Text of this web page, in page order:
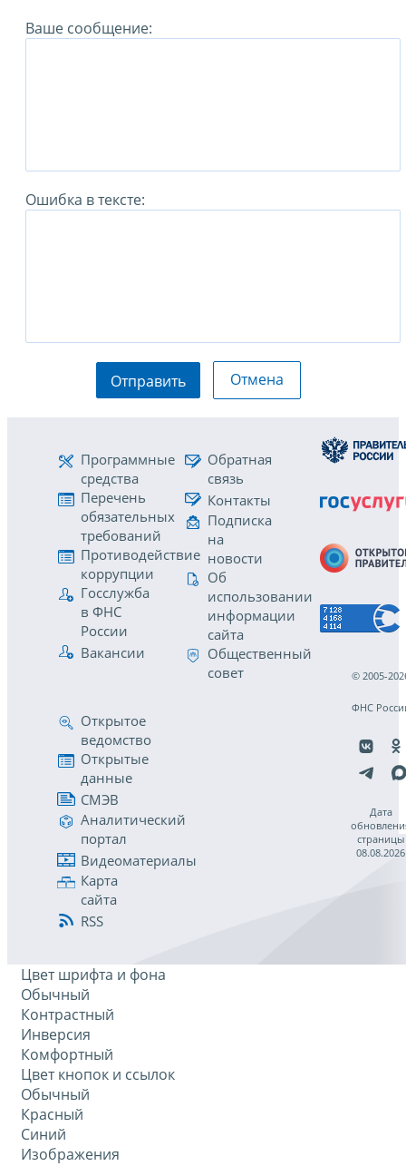
Ваше сообщение:
Ошибка в тексте:
Отправить Отмена
Программные
средства
Перечень
обязательных
требований
Противодействие
коррупции
Госслужба
в ФНС
России
Вакансии
Обратная
связь
Контакты
Подписка
на
новости
Об
использовании
информации
сайта
Общественный
совет
Открытое
ведомство
Открытые
данные
СМЭВ
Аналитический
портал
Видеоматериалы
Карта
сайта
RSS
© 2005-
ФНС
Дата
страницы
08.08.2026
Цвет шрифта и фона
Обычный
Контрастный
Инверсия
Комфортный
Цвет кнопок и ссылок
Обычный
Красный
Синий
Изображения